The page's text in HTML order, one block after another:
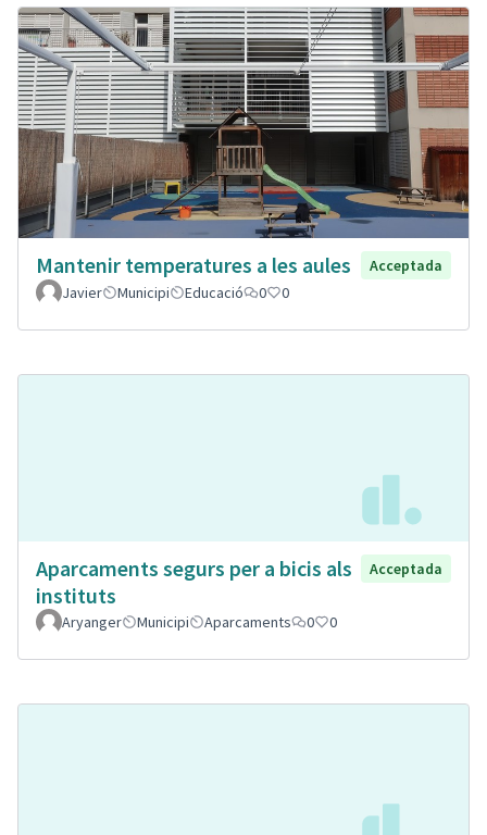
Mantenir temperatures a les aules
Acceptada
Javier
Municipi Educació 0 0
Aparcaments segurs per a bicis als
instituts
Acceptada
Aryanger Municipi Aparcaments 0 0